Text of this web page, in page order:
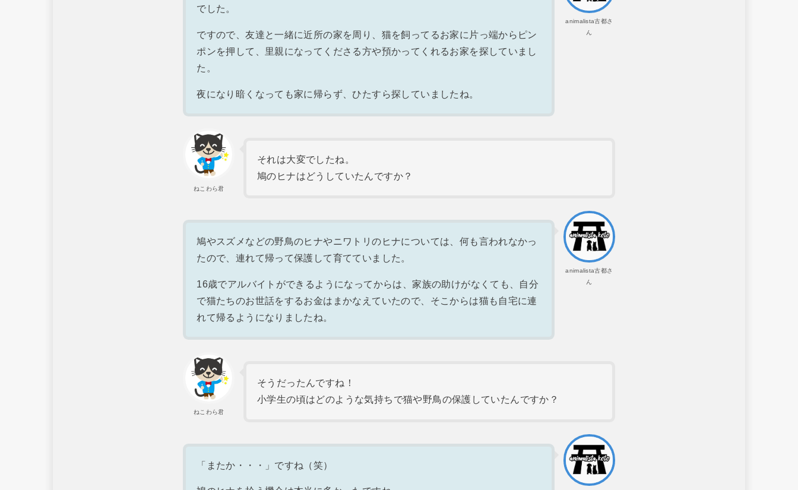
animalista古都さ
ん
でした。
ですので、友達と一緒に近所の家を周り、猫を飼ってるお家に片っ端からピン
ポンを押して、里親になってくださる方や預かってくれるお家を探していまし
た。
夜になり暗くなっても家に帰らず、ひたすら探していましたね。
ねこわら君
それは大変でしたね。
鳩のヒナはどうしていたんですか？
animalista古都さ
ん
鳩やスズメなどの野鳥のヒナやニワトリのヒナについては、何も言われなかっ
たので、連れて帰って保護して育てていました。
16歳でアルバイトができるようになってからは、家族の助けがなくても、自分
で猫たちのお世話をするお金はまかなえていたので、そこからは猫も自宅に連
れて帰るようになりましたね。
ねこわら君
そうだったんですね！
小学生の頃はどのような気持ちで猫や野鳥の保護していたんですか？
「またか・・・」ですね（笑）